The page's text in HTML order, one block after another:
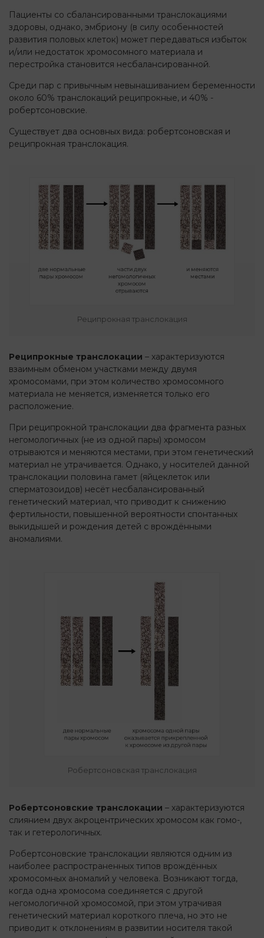
Пациенты со сбалансированными транслокациями
здоровы, однако, эмбриону (в силу особенностей
развития половых клеток) может передаваться избыток
и/или недостаток хромосомного материала и
перестройка становится несбалансированной.
Среди пар с привычным невынашиванием беременности
около 60% транслокаций реципрокные, и 40% -
робертсоновские.
Существует два основных вида: робертсоновская и
реципрокная транслокация.
Реципрокная транслокация
Реципрокные транслокации – характеризуются
взаимным обменом участками между двумя
хромосомами, при этом количество хромосомного
материала не меняется, изменяется только его
расположение.
При реципрокной транслокации два фрагмента разных
негомологичных (не из одной пары) хромосом
отрываются и меняются местами, при этом генетический
материал не утрачивается. Однако, у носителей данной
транслокации половина гамет (яйцеклеток или
сперматозоидов) несёт несбалансированный
генетический материал, что приводит к снижению
фертильности, повышенной вероятности спонтанных
выкидышей и рождения детей с врождёнными
аномалиями.
Робертсоновская транслокация
Робертсоновские транслокации – характеризуются
слиянием двух акроцентрических хромосом как гомо-,
так и гетерологичных.
Робертсоновские транслокации являются одним из
наиболее распространенных типов врождённых
хромосомных аномалий у человека. Возникают тогда,
когда одна хромосома соединяется с другой
негомологичной хромосомой, при этом утрачивая
генетический материал короткого плеча, но это не
приводит к отклонениям в развитии носителя такой